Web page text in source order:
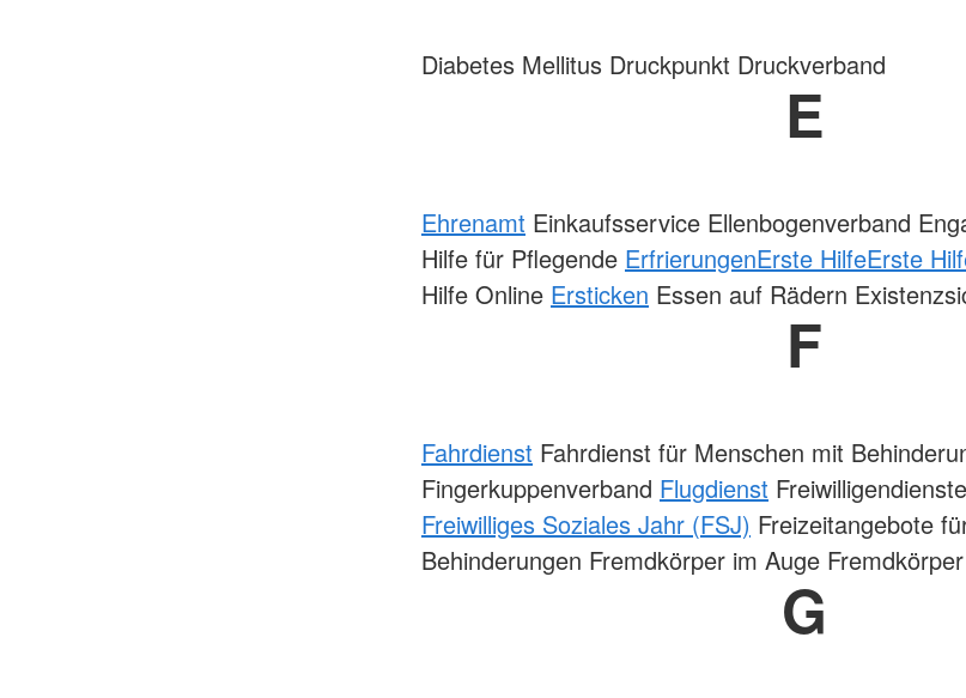
Diabetes Mellitus Druckpunkt Druckverband
E
Ehrenamt Einkaufsservice Ellenbogenverband
Hilfe für Pflegende ErfrierungenErste HilfeErste
Hilfe Online Ersticken Essen auf Rädern
F
Fahrdienst Fahrdienst für Menschen mit
Fingerkuppenverband Flugdienst
Freiwilliges Soziales Jahr (FSJ) Freizeitangebote
Behinderungen Fremdkörper im Auge
G